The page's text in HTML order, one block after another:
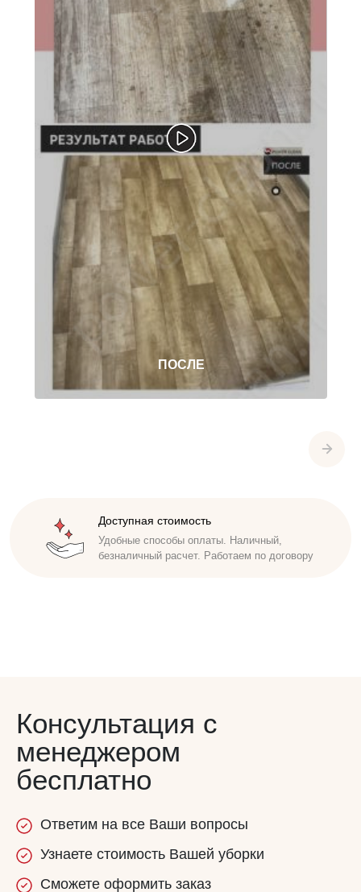
Доступная стоимость
Удобные способы оплаты. Наличный,
безналичный расчет. Работаем по договору
Консультация с
менеджером
бесплатно
Ответим на все Ваши вопросы
Узнаете стоимость Вашей уборки
Сможете оформить заказ